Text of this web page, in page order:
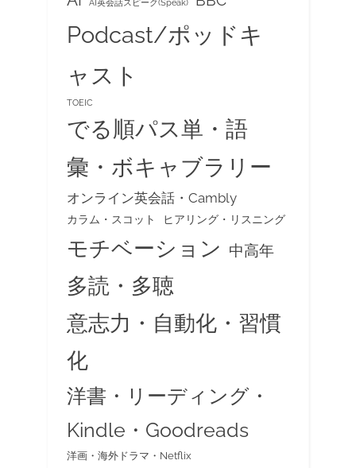
AI英会話スピーク(Speak)
Podcast/ポッドキ
ャスト
TOEIC
でる順パス単・語
彙・ボキャブラリー
オンライン英会話・Cambly
カラム・スコット ヒアリング・リスニング
モチベーション 中高年
多読・多聴
意志力・自動化・習慣
化
洋書・リーディング・
Kindle・Goodreads
洋画・海外ドラマ・Netflix